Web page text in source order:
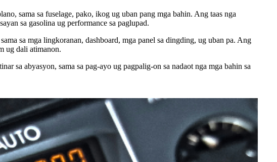
sama sa fuselage, pako, ikog ug uban pang mga bahin. Ang taas nga
sa gasolina ug performance sa paglupad.
sa mga lingkoranan, dashboard, mga panel sa dingding, ug uban pa. Ang
ug dali atimanon.
sa abyasyon, sama sa pag-ayo ug pagpalig-on sa nadaot nga mga bahin sa